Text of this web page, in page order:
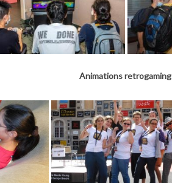
Animations retrogaming